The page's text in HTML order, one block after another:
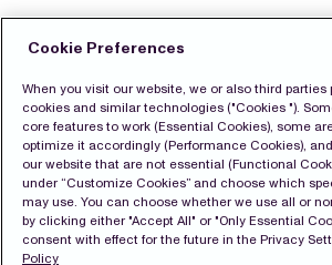
Cookie Preferences
When you visit our website, we or also third
cookies and similar technologies ("Cookies ").
core features to work (Essential Cookies), some
optimize it accordingly (Performance Cookies),
our website that are not essential (Functional
under “Customize Cookies” and choose which
may use. You can choose whether we use all or
by clicking either "Accept All" or "Only Essential
consent with effect for the future in the Privacy
Policy